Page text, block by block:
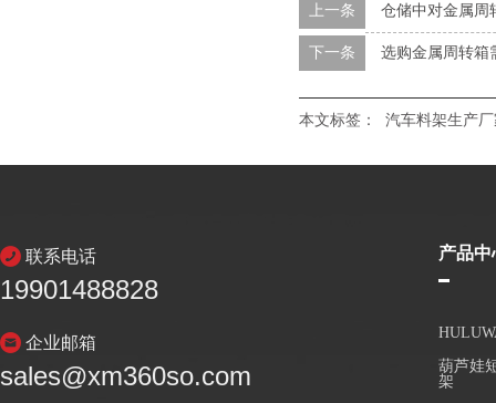
上一条 仓储中对金属周
下一条 选购金属周转箱
本文标签： 汽车料架生产
联系电话
19901488828
企业邮箱
sales@xm360so.com
产品中
葫芦娃
架